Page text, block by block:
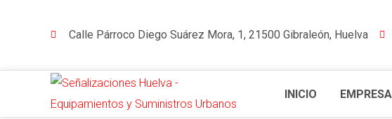
Calle Párroco Diego Suárez Mora, 1, 21500 Gibraleón, Huelva
INICIO EMPRESA